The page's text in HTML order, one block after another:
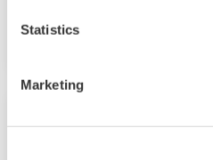
Statistics
Marketing
und Druck.